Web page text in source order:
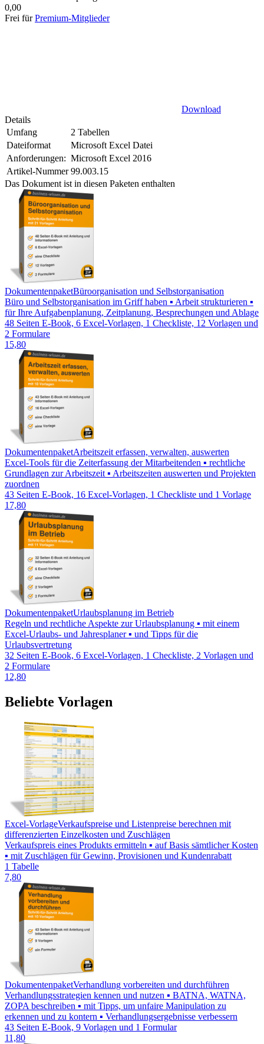
0,00
Frei fürPremium-Mitglieder
Download
Details
Umfang
2 Tabellen
Dateiformat
Microsoft Excel Datei
Anforderungen: Microsoft Excel 2016
Artikel-Nummer 99.003.15
Das Dokument ist in diesen Paketen enthalten
DokumentenpaketBüroorganisation und Selbstorganisation
Büro und Selbstorganisation im Griff haben ▪ Arbeit strukturieren ▪
für Ihre Aufgabenplanung, Zeitplanung, Besprechungen und Ablage
48 Seiten E-Book, 6 Excel-Vorlagen, 1 Checkliste, 12 Vorlagen und
2 Formulare
15,80
DokumentenpaketArbeitszeit erfassen, verwalten, auswerten
Excel-Tools für die Zeiterfassung der Mitarbeitenden ▪ rechtliche
Grundlagen zur Arbeitszeit ▪ Arbeitszeiten auswerten und Projekten
zuordnen
43 Seiten E-Book, 16 Excel-Vorlagen, 1 Checkliste und 1 Vorlage
17,80
DokumentenpaketUrlaubsplanung im Betrieb
Regeln und rechtliche Aspekte zur Urlaubsplanung ▪ mit einem
Excel-Urlaubs- und Jahresplaner ▪ und Tipps für die
Urlaubsvertretung
32 Seiten E-Book, 6 Excel-Vorlagen, 1 Checkliste, 2 Vorlagen und
2 Formulare
12,80
Beliebte Vorlagen
Excel-VorlageVerkaufspreise und Listenpreise berechnen mit
differenzierten Einzelkosten und Zuschlägen
Verkaufspreis eines Produkts ermitteln ▪ auf Basis sämtlicher Kosten
▪ mit Zuschlägen für Gewinn, Provisionen und Kundenrabatt
1 Tabelle
7,80
DokumentenpaketVerhandlung vorbereiten und durchführen
Verhandlungsstrategien kennen und nutzen ▪ BATNA, WATNA,
ZOPA beschreiben ▪ mit Tipps, um unfaire Manipulation zu
erkennen und zu kontern ▪ Verhandlungsergebnisse verbessern
43 Seiten E-Book, 9 Vorlagen und 1 Formular
11,80